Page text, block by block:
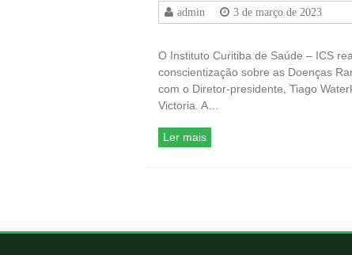
admin 3 de março de 2023
O Instituto Curitiba de Saúde – ICS
conscientização sobre as Doenças
com o Diretor-presidente, Tiago
Victoria. A…
Ler mais